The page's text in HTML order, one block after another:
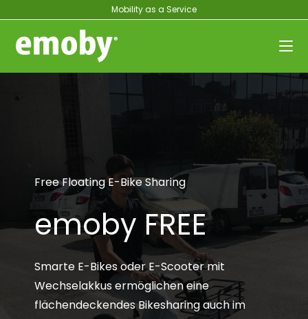
Mobility as a Service
Free Floating E-Bike Sharing
emoby FREE
Smarte E-Bikes oder E-Scooter mit
Wechselakkus ermöglichen eine
flächendeckendes Bikesharing auch im